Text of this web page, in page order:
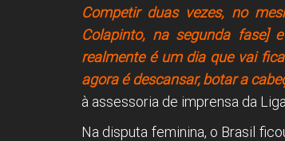
Competir duas vezes, no
Colapinto, na segunda fase]
realmente é um dia que vai
agora é descansar, botar a
à assessoria de imprensa da
Na disputa feminina, o Brasil